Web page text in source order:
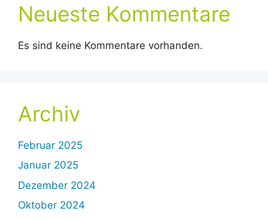
Neueste Kommentare
Es sind keine Kommentare vorhanden.
Archiv
Februar 2025
Januar 2025
Dezember 2024
Oktober 2024